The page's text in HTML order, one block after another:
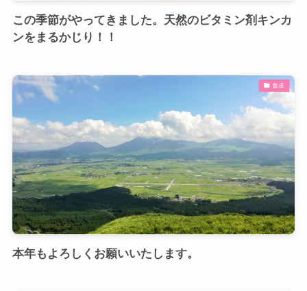
この季節がやってきました。天然のビタミン剤キンカ
ンをまるかじり！！
食卓
本年もよろしくお願いいたします。